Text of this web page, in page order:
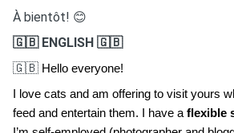
À bientôt! 😊
🇬🇧 ENGLISH 🇬🇧
🇬🇧 Hello everyone!
I love cats and am offering to visit yours
feed and entertain them. I have a flexible